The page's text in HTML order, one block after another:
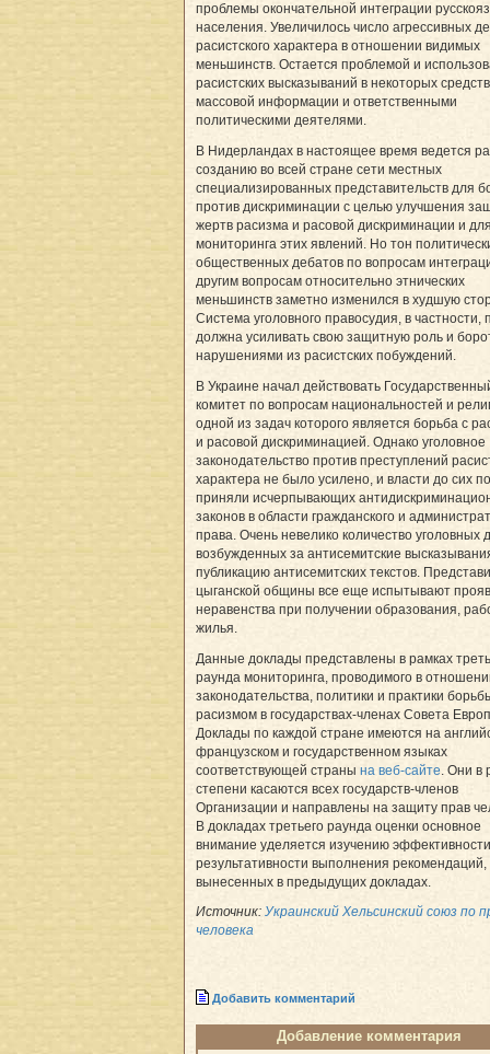
проблемы окончательной интеграции
населения. Увеличилось число агрессивных
расистского характера в отношении видимых
меньшинств. Остается проблемой и
расистских высказываний в некоторых
массовой информации и ответственными
политическими деятелями.
В Нидерландах в настоящее время ведется
созданию во всей стране сети местных
специализированных представительств для
против дискриминации с целью улучшения
жертв расизма и расовой дискриминации и
мониторинга этих явлений. Но тон
общественных дебатов по вопросам
другим вопросам относительно этнических
меньшинств заметно изменился в худшую
Система уголовного правосудия, в частности,
должна усиливать свою защитную роль и
нарушениями из расистских побуждений.
В Украине начал действовать
комитет по вопросам национальностей и
одной из задач которого является борьба с
и расовой дискриминацией. Однако уголовное
законодательство против преступлений
характера не было усилено, и власти до сих
приняли исчерпывающих
законов в области гражданского и
права. Очень невелико количество уголовных
возбужденных за антисемитские
публикацию антисемитских текстов.
цыганской общины все еще испытывают
неравенства при получении образования,
жилья.
Данные доклады представлены в рамках
раунда мониторинга, проводимого в
законодательства, политики и практики
расизмом в государствах-членах Совета
Доклады по каждой стране имеются на
французском и государственном языках
соответствующей страны на веб-сайте. Они в
степени касаются всех государств-членов
Организации и направлены на защиту прав
В докладах третьего раунда оценки основное
внимание уделяется изучению
результативности выполнения рекомендаций,
вынесенных в предыдущих докладах.
Источник: Украинский Хельсинский союз по
человека
Добавить комментарий
Добавление комментария